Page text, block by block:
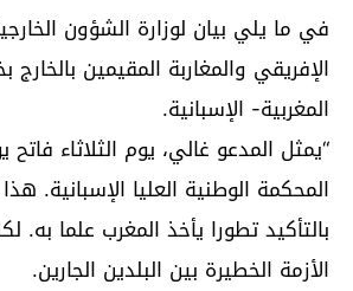
في ما يلي بيان لوزارة الشؤون
الإفريقي والمغاربة المقيمين
المغربية- الإسبانية.
“يمثل المدعو غالي، يوم الثلاثاء فاتح
المحكمة الوطنية العليا الإسبانية.
بالتأكيد تطورا يأخذ المغرب علما
الأزمة الخطيرة بين البلدين الجارين.